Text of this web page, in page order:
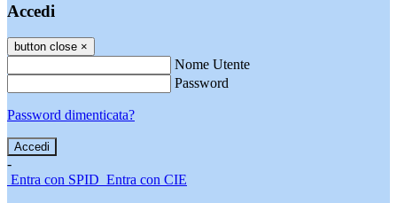
Accedi
button close ×
Nome Utente
Password
Password dimenticata?
-
Entra con SPID Entra con CIE